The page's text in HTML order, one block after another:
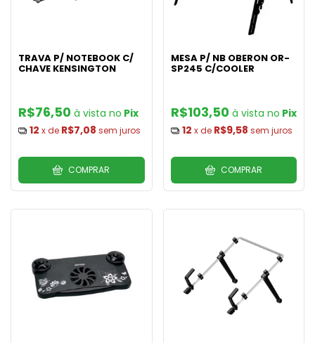
TRAVA P/ NOTEBOOK C/
CHAVE KENSINGTON
R$76,50
Pix
12 x de R$7,08 sem juros
COMPRAR
MESA P/ NB OBERON OR-
SP245 C/COOLER
R$103,50
Pix
12 x de R$9,58 sem juros
COMPRAR